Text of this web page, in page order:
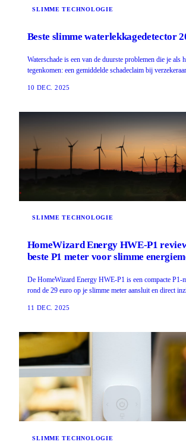
SLIMME TECHNOLOGIE
Beste slimme waterlekkagedetector
Waterschade is een van de duurste problemen die je als
tegenkomen: een gemiddelde schadeclaim bij
10 DEC. 2025
SLIMME TECHNOLOGIE
HomeWizard Energy HWE-P1
beste P1 meter voor slimme
De HomeWizard Energy HWE-P1 is een compacte P1-
rond de 29 euro op je slimme meter aansluit en direct
11 DEC. 2025
SLIMME TECHNOLOGIE